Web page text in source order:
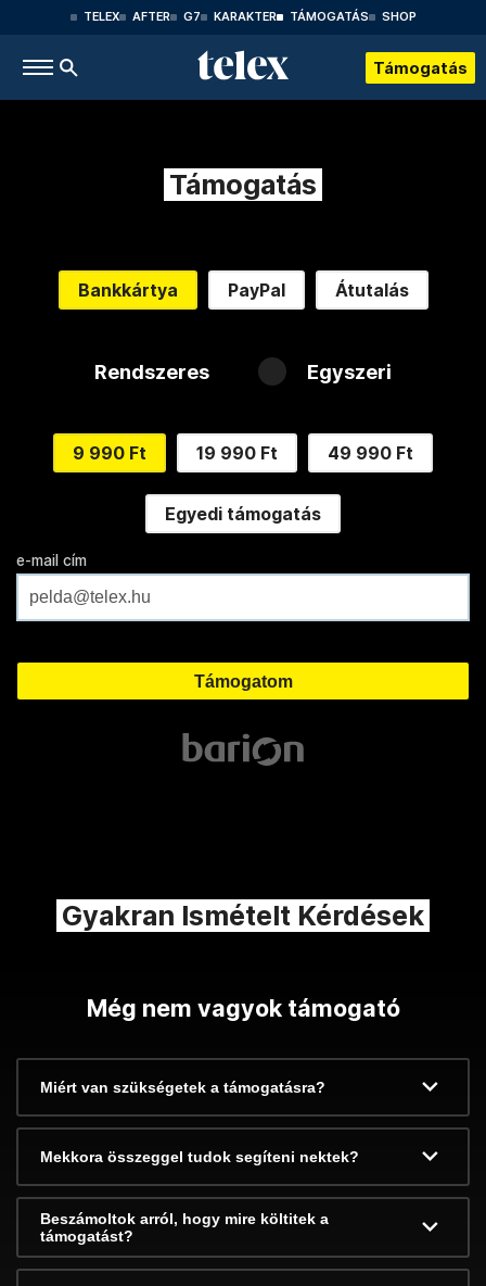
TELEX AFTER G7 KARAKTER TÁMOGATÁS SHOP
Támogatás
Támogatás
Bankkártya PayPal Átutalás
Rendszeres Egyszeri
9 990 Ft 19 990 Ft 49 990 Ft
Egyedi támogatás
e-mail cím
Gyakran Ismételt Kérdések
Még nem vagyok támogató
Miért van szükségetek a támogatásra?
Mekkora összeggel tudok segíteni nektek?
Beszámoltok arról, hogy mire költitek a
támogatást?